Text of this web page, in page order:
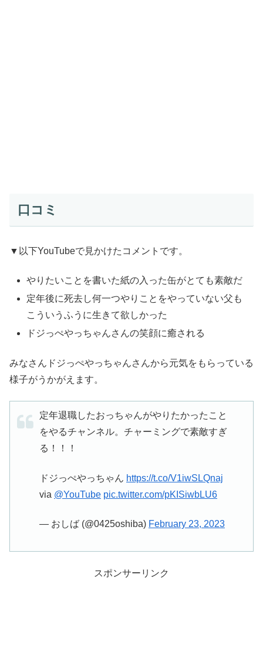
口コミ
▼以下YouTubeで見かけたコメントです。
やりたいことを書いた紙の入った缶がとても素敵だ
定年後に死去し何一つやりことをやっていない父も
こういうふうに生きて欲しかった
ドジっぺやっちゃんさんの笑顔に癒される
みなさんドジっぺやっちゃんさんから元気をもらっている
様子がうかがえます。
定年退職したおっちゃんがやりたかったこと
をやるチャンネル。チャーミングで素敵すぎ
る！！！
ドジっぺやっちゃん https://t.co/V1iwSLQnaj
via @YouTube pic.twitter.com/pKISiwbLU6
— おしば (@0425oshiba) February 23, 2023
スポンサーリンク